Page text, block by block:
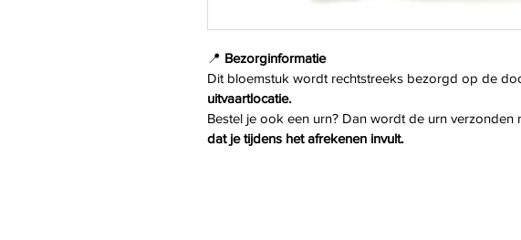
📍 Bezorginformatie
Dit bloemstuk wordt rechtstreeks bezorgd op de
uitvaartlocatie.
Bestel je ook een urn? Dan wordt de urn verzonden
dat je tijdens het afrekenen invult.